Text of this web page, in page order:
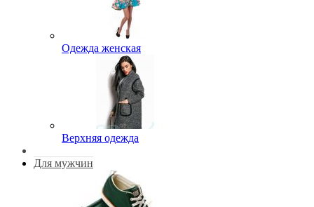
Одежда женская
Верхняя одежда
Для мужчин